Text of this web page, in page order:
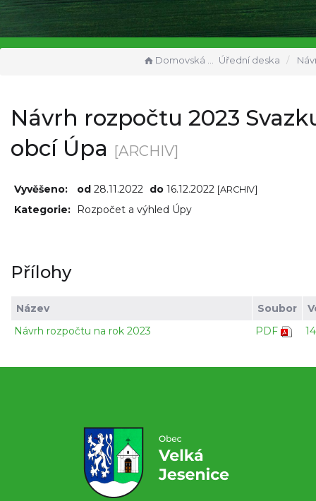
Domovská stránka Úřední deska Návrh
Návrh rozpočtu 2023
obcí Úpa [ARCHIV]
Vyvěšeno: od 28.11.2022 do 16.12.2022 [ARCHIV]
Kategorie: Rozpočet a výhled Úpy
Přílohy
Název Soubor
Návrh rozpočtu na rok 2023
PDF